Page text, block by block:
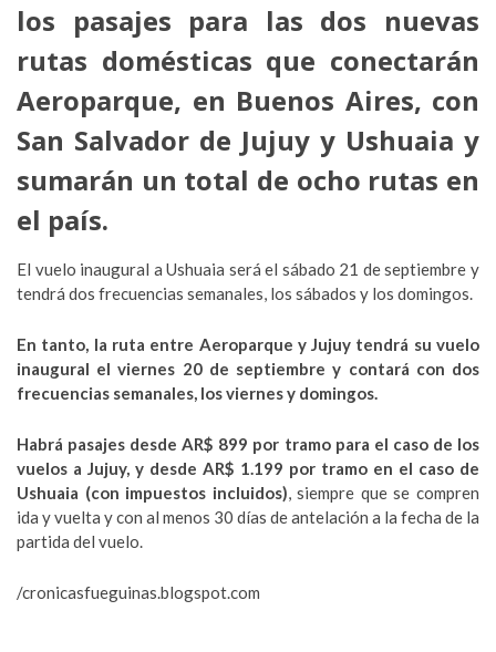
los pasajes para las dos nuevas
rutas domésticas que conectarán
Aeroparque, en Buenos Aires, con
San Salvador de Jujuy y Ushuaia y
sumarán un total de ocho rutas en
el país.
El vuelo inaugural a Ushuaia será el sábado 21 de septiembre y
tendrá dos frecuencias semanales, los sábados y los domingos.
En tanto, la ruta entre Aeroparque y Jujuy tendrá su vuelo
inaugural el viernes 20 de septiembre y contará con dos
frecuencias semanales, los viernes y domingos.
Habrá pasajes desde AR$ 899 por tramo para el caso de los
vuelos a Jujuy, y desde AR$ 1.199 por tramo en el caso de
Ushuaia (con impuestos incluidos), siempre que se compren
ida y vuelta y con al menos 30 días de antelación a la fecha de la
partida del vuelo.
/cronicasfueguinas.blogspot.com